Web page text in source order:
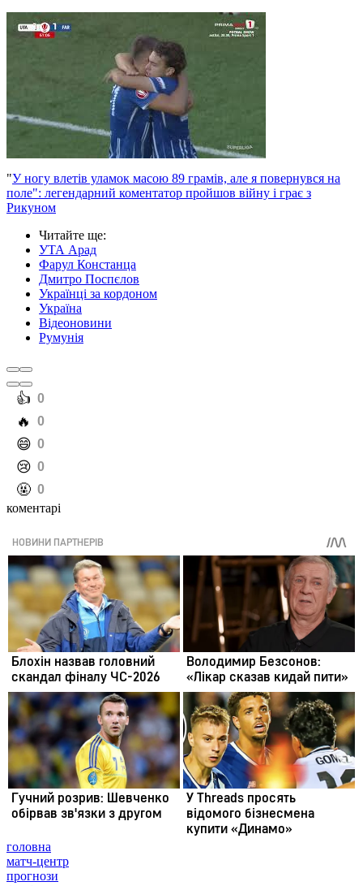
"У ногу влетів уламок масою 89 грамів, але я повернувся на
поле": легендарний коментатор пройшов війну і грає з
Рикуном
Читайте ще:
УТА Арад
Фарул Констанца
Дмитро Поспєлов
Українці за кордоном
Україна
Відеоновини
Румунія
️👍 0
️🔥 0
️😄 0
️😢 0
️🤬 0
коментарі
головна
матч-центр
прогнози